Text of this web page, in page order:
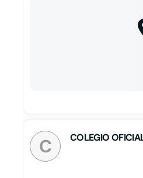
C COLEGIO